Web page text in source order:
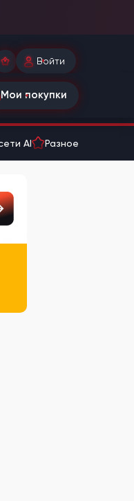
Войти
Мои покупки
AI Разное